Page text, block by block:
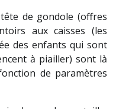
de gondole (offres
aux caisses (les
des enfants qui sont
à piailler) sont là
de paramètres